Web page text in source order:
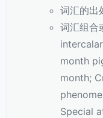
词汇的出
词汇组合
month
month;
Special